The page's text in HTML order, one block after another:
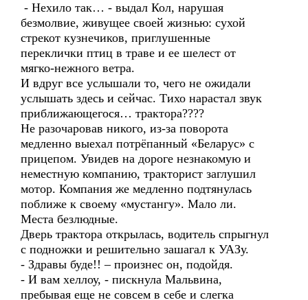
- Нехило так… - выдал Кол, нарушая
безмолвие, живущее своей жизнью: сухой
стрекот кузнечиков, приглушенные
переклички птиц в траве и ее шелест от
мягко-нежного ветра.
И вдруг все услышали то, чего не ожидали
услышать здесь и сейчас. Тихо нарастал звук
приближающегося… трактора????
Не разочаровав никого, из-за поворота
медленно выехал потрёпанный «Беларус» с
прицепом. Увидев на дороге незнакомую и
неместную компанию, тракторист заглушил
мотор. Компания же медленно подтянулась
поближе к своему «мустангу». Мало ли.
Места безлюдные.
Дверь трактора открылась, водитель спрыгнул
с подножки и решительно зашагал к УАЗу.
- Здравы буде!! – произнес он, подойдя.
- И вам хеллоу, - пискнула Мальвина,
пребывая еще не совсем в себе и слегка